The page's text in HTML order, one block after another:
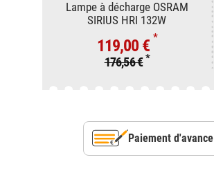
Lampe à décharge OSRAM
SIRIUS HRI 132W
176,56 € *
119,00 € *
Paiement d'avance